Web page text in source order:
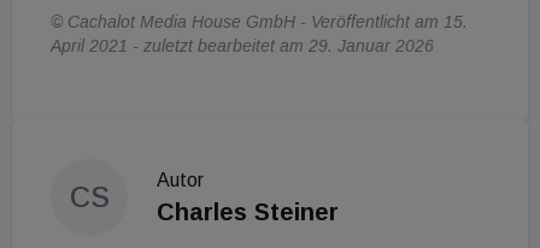
© Cachalot Media House GmbH - Veröffentlicht am 15.
April 2021 - zuletzt bearbeitet am 29. Januar 2026
CS
Autor
Charles Steiner